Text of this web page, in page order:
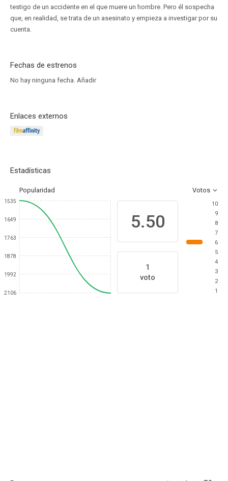
testigo de un accidente en el que muere un hombre. Pero él sospecha
que, en realidad, se trata de un asesinato y empieza a investigar por su
cuenta.
Fechas de estrenos
No hay ninguna fecha. Añadir
Enlaces externos
Estadísticas
Popularidad Votos
1535
1649
1763
1878
1992
2106
5.50
1
voto
10
9
8
7
6
5
4
3
2
1